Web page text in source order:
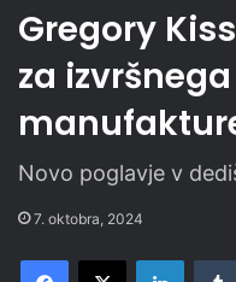
Gregory
za
Novo poglavje v
7. oktobra, 2024
Facebook
X